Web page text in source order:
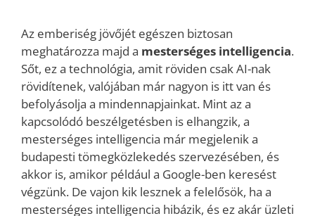
Az emberiség jövőjét egészen biztosan
meghatározza majd a mesterséges intelligencia.
Sőt, ez a technológia, amit röviden csak AI-nak
rövidítenek, valójában már nagyon is itt van és
befolyásolja a mindennapjainkat. Mint az a
kapcsolódó beszélgetésben is elhangzik, a
mesterséges intelligencia már megjelenik a
budapesti tömegközlekedés szervezésében, és
akkor is, amikor például a Google-ben keresést
végzünk. De vajon kik lesznek a felelősök, ha a
mesterséges intelligencia hibázik, és ez akár üzleti